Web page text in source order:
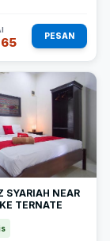
PESAN
SYARIAH NEAR
TERNATE